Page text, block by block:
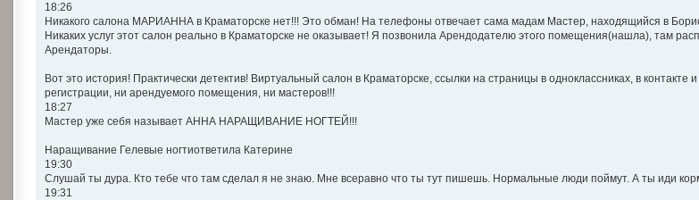
18:26
Никакого салона МАРИАННА в Краматорске нет!!! Это обман! На телефоны отвечает сама мадам Мастер, находящийся в
Никаких услуг этот салон реально в Краматорске не оказывает! Я позвонила Арендодателю этого помещения(нашла), там
Арендаторы.
Вот это история! Практически детектив! Виртуальный салон в Краматорске, ссылки на страницы в одноклассниках, в контакте
регистрации, ни арендуемого помещения, ни мастеров!!!
18:27
Мастер уже себя называет АННА НАРАЩИВАНИЕ НОГТЕЙ!!!
Наращивание Гелевые ногтиответила Катерине
19:30
Слушай ты дура. Кто тебе что там сделал я не знаю. Мне всеравно что ты тут пишешь. Нормальные люди поймут. А ты иди
19:31